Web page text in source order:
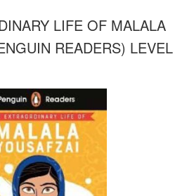
LIFE OF MALALA
READERS) LEVEL